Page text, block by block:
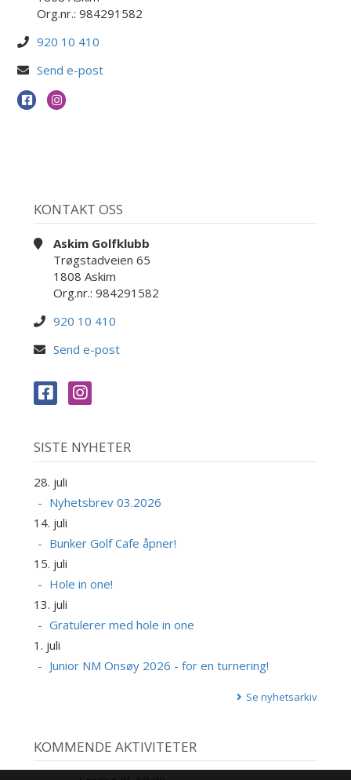
Org.nr.: 984291582
920 10 410
Send e-post
KONTAKT OSS
Askim Golfklubb
Trøgstadveien 65
1808 Askim
Org.nr.: 984291582
920 10 410
Send e-post
SISTE NYHETER
28. juli
Nyhetsbrev 03.2026
14. juli
Bunker Golf Cafe åpner!
15. juli
Hole in one!
13. juli
Gratulerer med hole in one
1. juli
Junior NM Onsøy 2026 - for en turnering!
Se nyhetsarkiv
KOMMENDE AKTIVITETER